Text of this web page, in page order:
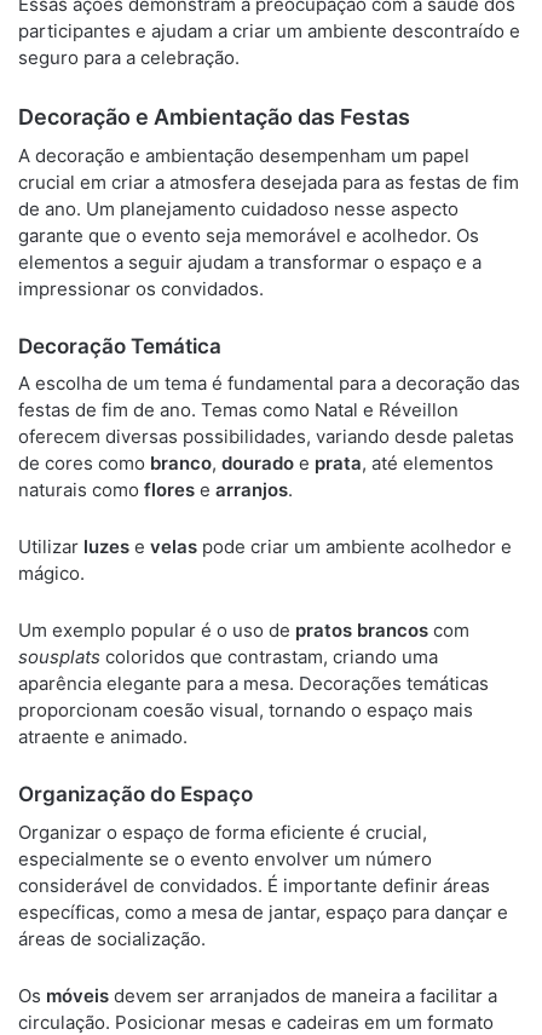
participantes e ajudam a criar um ambiente descontraído e
seguro para a celebração.
Decoração e Ambientação das Festas
A decoração e ambientação desempenham um papel
crucial em criar a atmosfera desejada para as festas de fim
de ano. Um planejamento cuidadoso nesse aspecto
garante que o evento seja memorável e acolhedor. Os
elementos a seguir ajudam a transformar o espaço e a
impressionar os convidados.
Decoração Temática
A escolha de um tema é fundamental para a decoração das
festas de fim de ano. Temas como Natal e Réveillon
oferecem diversas possibilidades, variando desde paletas
de cores como branco, dourado e prata, até elementos
naturais como flores e arranjos.
Utilizar luzes e velas pode criar um ambiente acolhedor e
mágico.
Um exemplo popular é o uso de pratos brancos com
sousplats coloridos que contrastam, criando uma
aparência elegante para a mesa. Decorações temáticas
proporcionam coesão visual, tornando o espaço mais
atraente e animado.
Organização do Espaço
Organizar o espaço de forma eficiente é crucial,
especialmente se o evento envolver um número
considerável de convidados. É importante definir áreas
específicas, como a mesa de jantar, espaço para dançar e
áreas de socialização.
Os móveis devem ser arranjados de maneira a facilitar a
circulação. Posicionar mesas e cadeiras em um formato